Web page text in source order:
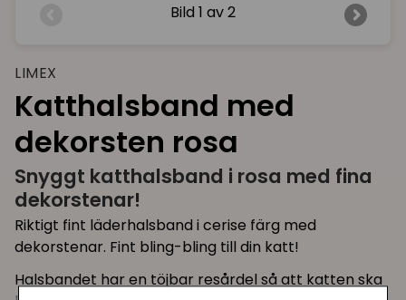
Bild 1 av 2
LIMEX
Katthalsband med
dekorsten rosa
Snyggt katthalsband i rosa med fina
dekorstenar!
Riktigt fint läderhalsband i cerise färg med
dekorstenar. Fint bling-bling till din katt!
Halsbandet har en töjbar resårdel så att katten ska